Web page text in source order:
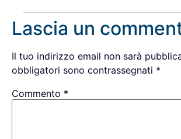
Lascia un
Il tuo indirizzo email non sarà
obbligatori sono contrassegnati *
Commento *